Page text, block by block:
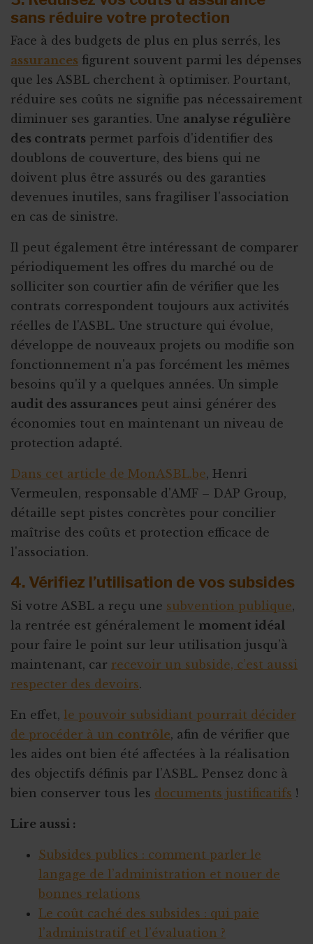
sans réduire votre protection
Face à des budgets de plus en plus serrés, les
assurances figurent souvent parmi les dépenses
que les ASBL cherchent à optimiser. Pourtant,
réduire ses coûts ne signifie pas nécessairement
diminuer ses garanties. Une analyse régulière
des contrats permet parfois d'identifier des
doublons de couverture, des biens qui ne
doivent plus être assurés ou des garanties
devenues inutiles, sans fragiliser l'association
en cas de sinistre.
Il peut également être intéressant de comparer
périodiquement les offres du marché ou de
solliciter son courtier afin de vérifier que les
contrats correspondent toujours aux activités
réelles de l'ASBL. Une structure qui évolue,
développe de nouveaux projets ou modifie son
fonctionnement n'a pas forcément les mêmes
besoins qu'il y a quelques années. Un simple
audit des assurances peut ainsi générer des
économies tout en maintenant un niveau de
protection adapté.
Dans cet article de MonASBL.be, Henri
Vermeulen, responsable d'AMF – DAP Group,
détaille sept pistes concrètes pour concilier
maîtrise des coûts et protection efficace de
l'association.
4. Vérifiez l’utilisation de vos subsides
Si votre ASBL a reçu une subvention publique,
la rentrée est généralement le moment idéal
pour faire le point sur leur utilisation jusqu’à
maintenant, car recevoir un subside, c’est aussi
respecter des devoirs.
En effet, le pouvoir subsidiant pourrait décider
de procéder à un contrôle, afin de vérifier que
les aides ont bien été affectées à la réalisation
des objectifs définis par l’ASBL. Pensez donc à
bien conserver tous les documents justificatifs !
Lire aussi :
Subsides publics : comment parler le
langage de l’administration et nouer de
bonnes relations
Le coût caché des subsides : qui paie
l’administratif et l’évaluation ?